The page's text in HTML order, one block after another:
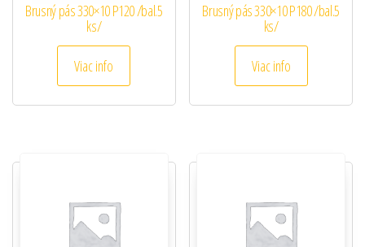
Brusný pás 330×10 P120 /bal.5
ks/
Viac info
Brusný pás 330×10 P180 /bal.5
ks/
Viac info